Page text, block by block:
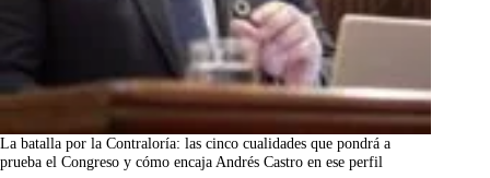
La batalla por la Contraloría: las cinco cualidades que pondrá a
prueba el Congreso y cómo encaja Andrés Castro en ese perfil